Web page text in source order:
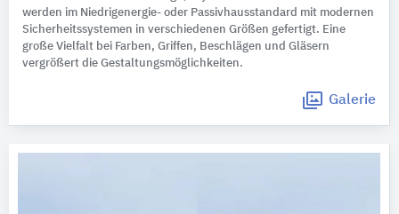
werden im Niedrigenergie- oder Passivhausstandard mit modernen
Sicherheitssystemen in verschiedenen Größen gefertigt. Eine
große Vielfalt bei Farben, Griffen, Beschlägen und Gläsern
vergrößert die Gestaltungsmöglichkeiten.
Galerie